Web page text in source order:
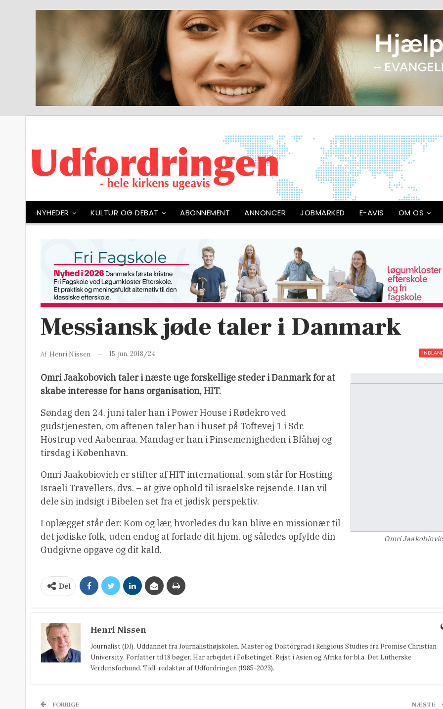
NYHEDER KULTUR OG DEBAT ABONNEMENT ANNONCER JOBMARKED E-AVIS OM OS
Messiansk jøde taler i Danmark
Af Henri Nissen 15. jun. 2018/24
Omri
Omri Jaakobovich taler i næste uge forskellige steder i Danmark for at
skabe interesse for hans organisation, HIT.
Søndag den 24. juni taler han i Power House i Rødekro ved
gudstjenesten, om aftenen taler han i huset på Toftevej 1 i Sdr.
Hostrup ved Aabenraa. Mandag er han i Pinsemenigheden i Blåhøj og
tirsdag i København.
Omri Jaakobiovich er stifter af HIT international, som står for Hosting
Israeli Travellers, dvs. – at give ophold til israelske rejsende. Han vil
dele sin indsigt i Bibelen set fra et jødisk perspektiv.
I oplægget står der: Kom og lær, hvorledes du kan blive en missionær til
det jødiske folk, uden endog at forlade dit hjem, og således opfylde din
Gudgivne opgave og dit kald.
Del
Henri Nissen
Journalist (DJ). Uddannet fra Journalisthøjskolen. Master og Doktorgrad i Religious Studies fra Promise Christian
University. Forfatter til 18 bøger. Har arbejdet i Folketinget. Rejst i Asien og Afrika for bl.a. Det Lutherske
Verdensforbund. Tidl. redaktør af Udfordringen (1985-2023).
FORRIGE NÆSTE